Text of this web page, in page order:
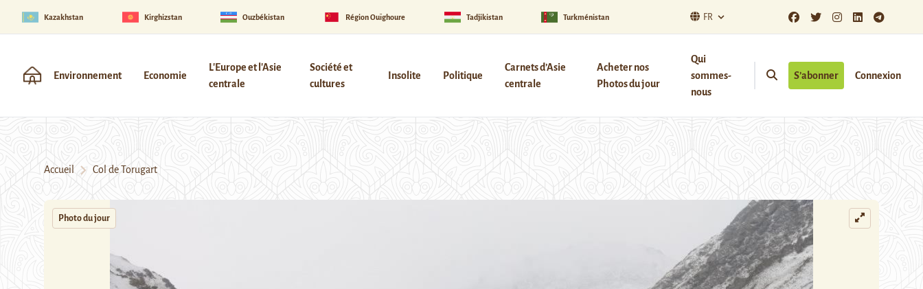
Kazakhstan Kirghizstan Ouzbékistan Région Ouïghoure Tadjikistan Turkménistan FR
Environnement Economie
L'Europe et l'Asie
centrale
Société et
cultures
Insolite Politique
Carnets d’Asie
centrale
Acheter nos
Photos du jour
Qui
sommes-
nous
S’abonner Connexion
Accueil Col de Torugart
Photo du jour